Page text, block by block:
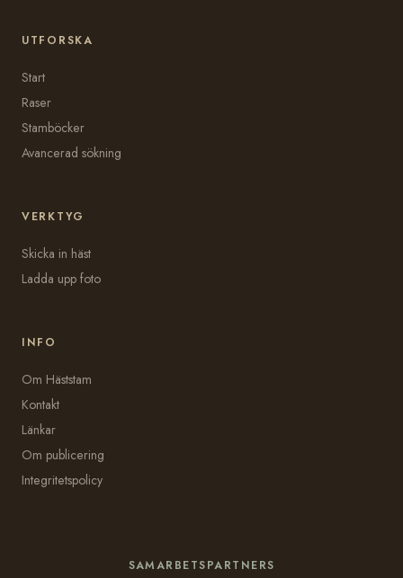
UTFORSKA
Start
Raser
Stamböcker
Avancerad sökning
VERKTYG
Skicka in häst
Ladda upp foto
INFO
Om Häststam
Kontakt
Länkar
Om publicering
Integritetspolicy
SAMARBETSPARTNERS